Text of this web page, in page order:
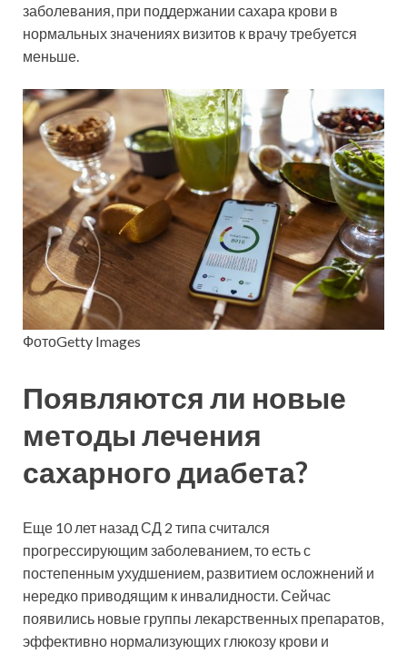
заболевания, при поддержании сахара крови в
нормальных значениях визитов к врачу требуется
меньше.
ФотоGetty Images
Появляются ли новые
методы лечения
сахарного диабета?
Еще 10 лет назад СД 2 типа считался
прогрессирующим заболеванием, то есть с
постепенным ухудшением, развитием осложнений и
нередко приводящим к инвалидности. Сейчас
появились новые группы лекарственных препаратов,
эффективно нормализующих глюкозу крови и